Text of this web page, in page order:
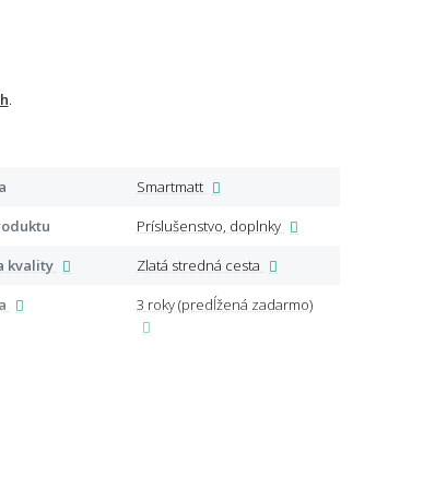
Smartmatt
Príslušenstvo, doplnky
kvality
Zlatá stredná cesta
3 roky (predĺžená zadarmo)